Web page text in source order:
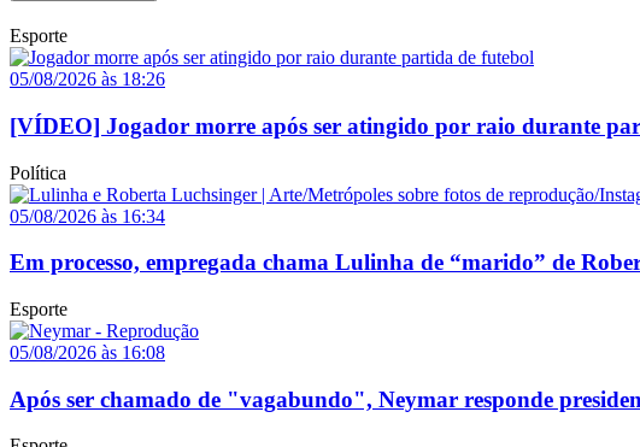
Esporte
05/08/2026 às 18:26
[VÍDEO] Jogador morre após ser atingido por raio durante
Política
05/08/2026 às 16:34
Em processo, empregada chama Lulinha de “marido” de
Esporte
05/08/2026 às 16:08
Após ser chamado de "vagabundo", Neymar responde